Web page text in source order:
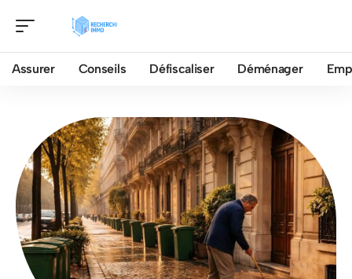
Assurer Conseils Défiscaliser Déménager